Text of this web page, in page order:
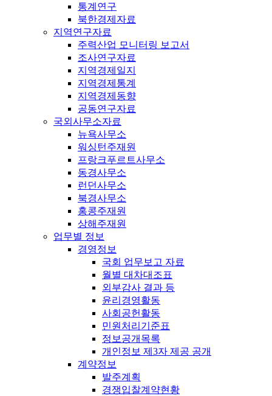
통계연구
북한경제자료
지역연구자료
주력산업 모니터링 보고서
조사연구자료
지역경제일지
지역경제통계
지역경제동향
공동연구자료
국외사무소자료
뉴욕사무소
워싱턴주재원
프랑크푸르트사무소
동경사무소
런던사무소
북경사무소
홍콩주재원
상해주재원
업무별 정보
경영정보
국회 업무보고 자료
월별 대차대조표
외부감사 결과 등
윤리경영활동
사회공헌활동
민원처리기준표
정보공개목록
개인정보 제3자 제공 공개
계약정보
발주계획
경쟁입찰계약현황